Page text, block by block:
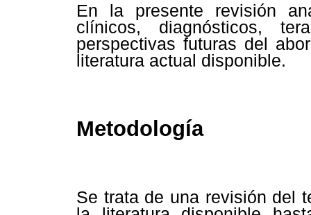
En la presente revisión
clínicos, diagnósticos,
perspectivas futuras del
literatura actual disponible.
Metodología
Se trata de una revisión del